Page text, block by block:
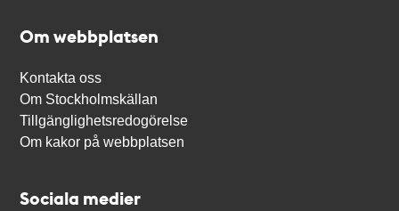
Om webbplatsen
Kontakta oss
Om Stockholmskällan
Tillgänglighetsredogörelse
Om kakor på webbplatsen
Sociala medier